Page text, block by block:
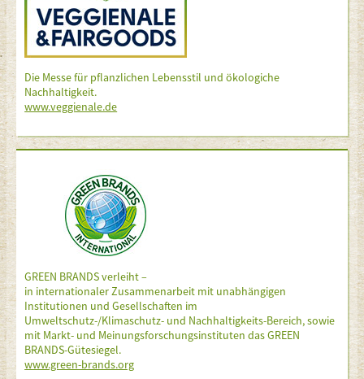
Die Messe für pflanzlichen Lebensstil und ökologiche
Nachhaltigkeit.
www.veggienale.de
GREEN BRANDS verleiht –
in internationaler Zusammenarbeit mit unabhängigen
Institutionen und Gesellschaften im
Umweltschutz-/Klimaschutz- und Nachhaltigkeits-Bereich, sowie
mit Markt- und Meinungsforschungsinstituten das GREEN
BRANDS-Gütesiegel.
www.green-brands.org